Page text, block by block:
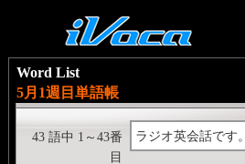
Word List
5月1週目単語帳
ラジオ英会話です。
43 語中 1～43番
目